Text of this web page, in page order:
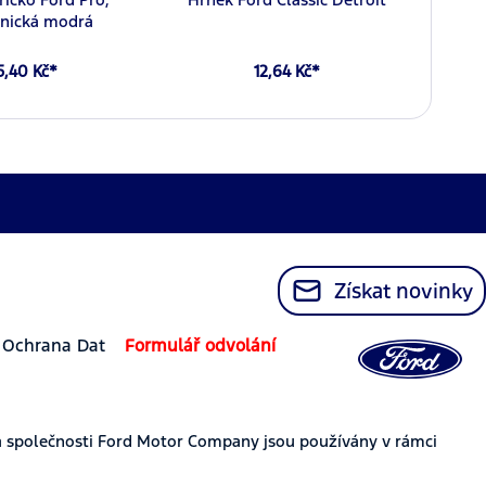
modrá
Kč* 12,64 Kč*
Získat novinky
Ochrana Dat
Formulář odvolání
Ford Motor Company jsou používány v rámci